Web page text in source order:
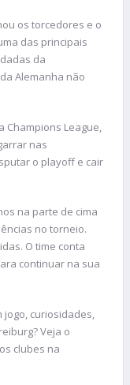
os torcedores e o
das principais
da
Alemanha não
Champions League,
nas
o playoff e cair
na parte de cima
no torneio.
O time conta
continuar na sua
jogo, curiosidades,
Veja o
clubes na